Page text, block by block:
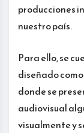
producciones
nuestro país.
Para ello, se
diseñado
donde se
audiovisual
visualmente y